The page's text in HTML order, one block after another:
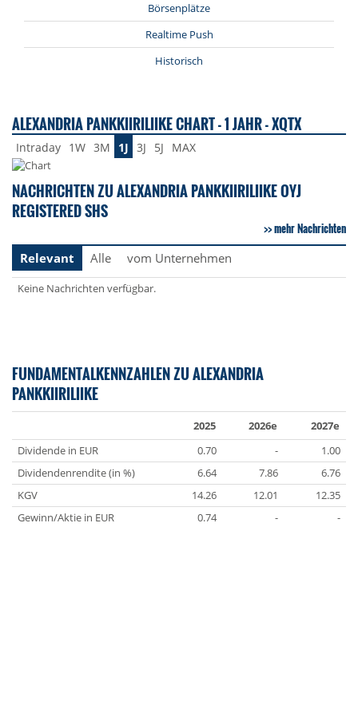
Börsenplätze
Realtime Push
Historisch
ALEXANDRIA PANKKIIRILIIKE CHART - 1 JAHR - XQTX
Intraday 1W 3M 1J 3J 5J MAX
NACHRICHTEN ZU ALEXANDRIA PANKKIIRILIIKE OYJ
REGISTERED SHS
mehr Nachrichten
Relevant
Alle vom Unternehmen
Keine Nachrichten verfügbar.
FUNDAMENTALKENNZAHLEN ZU ALEXANDRIA
PANKKIIRILIIKE
2025 2026e
2027e
Dividende in EUR
0.70 -
1.00
Dividendenrendite (in %)
6.64 7.86
6.76
KGV
14.26 12.01
12.35
Gewinn/Aktie in EUR
0.74 - -